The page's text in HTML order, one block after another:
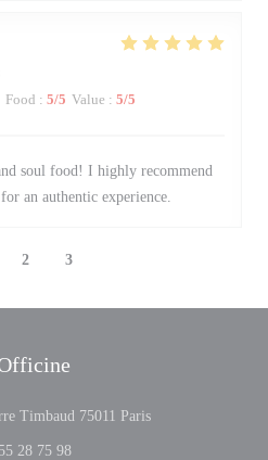
Food : 5/5 Value : 5/5
soul food! I highly recommend
an authentic experience.
2 3
Timbaud 75011 Paris((opens in a new
28 75 98